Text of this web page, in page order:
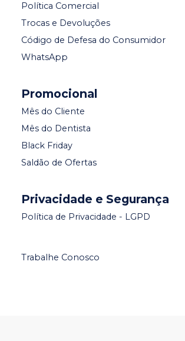
Política Comercial
Trocas e Devoluções
Código de Defesa do Consumidor
WhatsApp
Promocional
Mês do Cliente
Mês do Dentista
Black Friday
Saldão de Ofertas
Privacidade e Segurança
Política de Privacidade - LGPD
Trabalhe Conosco